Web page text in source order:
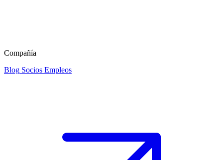
Compañía
Blog Socios Empleos